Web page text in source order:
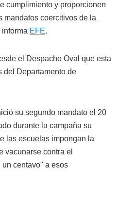
cumplimiento y proporcionen
mandatos coercitivos de la
EFE.
el Despacho Oval que esta
del Departamento de
su segundo mandato el 20
durante la campaña su
las escuelas impongan la
vacunarse contra el
un centavo" a esos